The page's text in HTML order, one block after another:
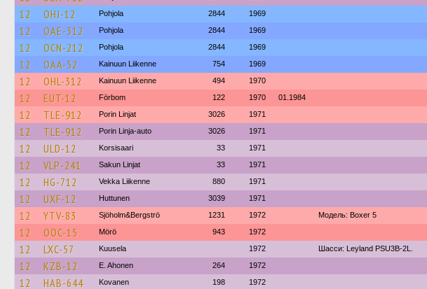
12 OHJ-12 Pohjola 2844 1969
12 OAE-312 Pohjola 2844 1969
12 OCN-212 Pohjola 2844 1969
12 OAA-52 Kainuun Liikenne 754 1969
12 OHL-312 Kainuun Liikenne 494 1970
12 EUT-12 Förbom 122 1970 01.1984
12 TLE-912 Porin Linjat 3026 1971
12 TLE-912 Porin Linja-auto 3026 1971
12 ULD-12 Korsisaari 33 1971
12 VLP-241 Sakun Linjat 33 1971
12 HG-712 Vekka Liikenne 880 1971
12 UXF-12 Huttunen 3039 1971
12 YTV-83 Sjöholm&Bergströ 1231 1972 Модель: Boxer 5
12 OOC-15 Mörö 943 1972
12 LXC-57 Kuusela 1972 Шасси: Leyland PSU3B-2L.
12 KZB-12 E. Ahonen 264 1972
12 HAB-644 Kovanen 198 1972